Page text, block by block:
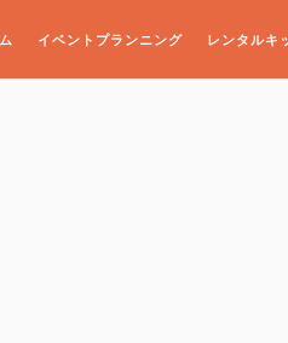
イベントプランニング レンタルキ